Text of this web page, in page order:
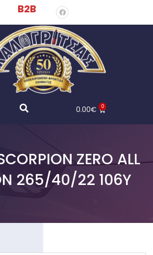
B2B
0.00€ 0
ZERO ALL
265/40/22 106Y